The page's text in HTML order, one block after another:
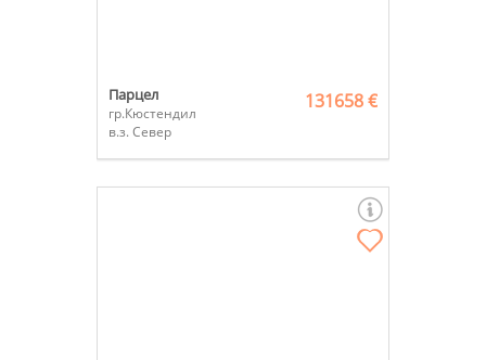
Парцел
гр.Кюстендил
в.з. Север
131658 €